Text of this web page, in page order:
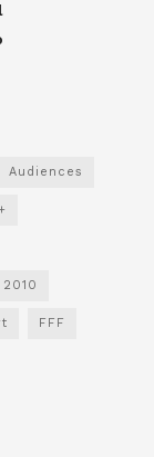
Audiences
FFF